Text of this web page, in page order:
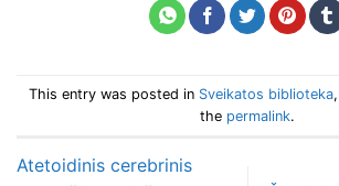
This entry was posted in Sveikatos biblioteka,
the permalink.
Atetoidinis cerebrinis